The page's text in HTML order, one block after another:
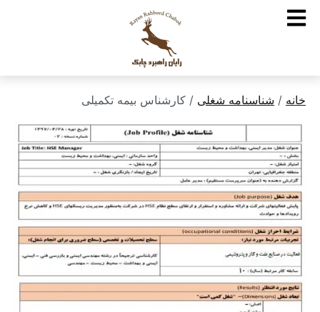
خانه / شناسنامه شغلی / کارشناس بیمه تکمیلی